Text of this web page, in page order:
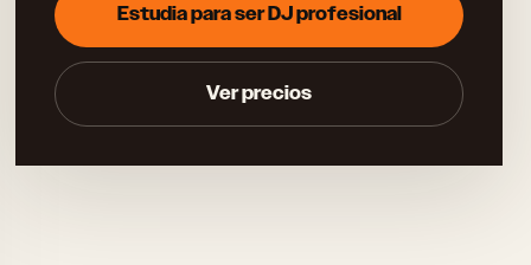
Estudia para ser DJ profesional
Ver precios